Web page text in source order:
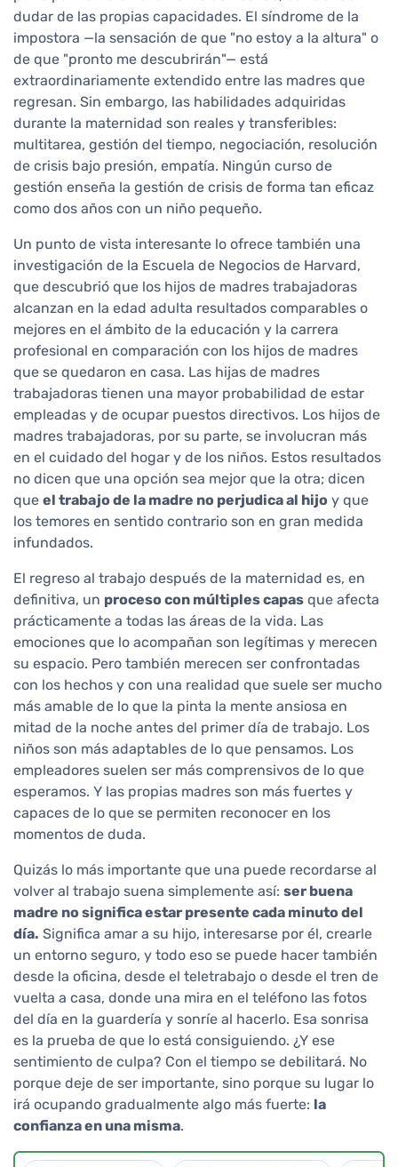
dudar de las propias capacidades. El síndrome de la
impostora —la sensación de que "no estoy a la altura" o
de que "pronto me descubrirán"— está
extraordinariamente extendido entre las madres que
regresan. Sin embargo, las habilidades adquiridas
durante la maternidad son reales y transferibles:
multitarea, gestión del tiempo, negociación, resolución
de crisis bajo presión, empatía. Ningún curso de
gestión enseña la gestión de crisis de forma tan eficaz
como dos años con un niño pequeño.
Un punto de vista interesante lo ofrece también una
investigación de la Escuela de Negocios de Harvard,
que descubrió que los hijos de madres trabajadoras
alcanzan en la edad adulta resultados comparables o
mejores en el ámbito de la educación y la carrera
profesional en comparación con los hijos de madres
que se quedaron en casa. Las hijas de madres
trabajadoras tienen una mayor probabilidad de estar
empleadas y de ocupar puestos directivos. Los hijos de
madres trabajadoras, por su parte, se involucran más
en el cuidado del hogar y de los niños. Estos resultados
no dicen que una opción sea mejor que la otra; dicen
que el trabajo de la madre no perjudica al hijo y que
los temores en sentido contrario son en gran medida
infundados.
El regreso al trabajo después de la maternidad es, en
definitiva, un proceso con múltiples capas que afecta
prácticamente a todas las áreas de la vida. Las
emociones que lo acompañan son legítimas y merecen
su espacio. Pero también merecen ser confrontadas
con los hechos y con una realidad que suele ser mucho
más amable de lo que la pinta la mente ansiosa en
mitad de la noche antes del primer día de trabajo. Los
niños son más adaptables de lo que pensamos. Los
empleadores suelen ser más comprensivos de lo que
esperamos. Y las propias madres son más fuertes y
capaces de lo que se permiten reconocer en los
momentos de duda.
Quizás lo más importante que una puede recordarse al
volver al trabajo suena simplemente así: ser buena
madre no significa estar presente cada minuto del
día. Significa amar a su hijo, interesarse por él, crearle
un entorno seguro, y todo eso se puede hacer también
desde la oficina, desde el teletrabajo o desde el tren de
vuelta a casa, donde una mira en el teléfono las fotos
del día en la guardería y sonríe al hacerlo. Esa sonrisa
es la prueba de que lo está consiguiendo. ¿Y ese
sentimiento de culpa? Con el tiempo se debilitará. No
porque deje de ser importante, sino porque su lugar lo
irá ocupando gradualmente algo más fuerte: la
confianza en una misma.